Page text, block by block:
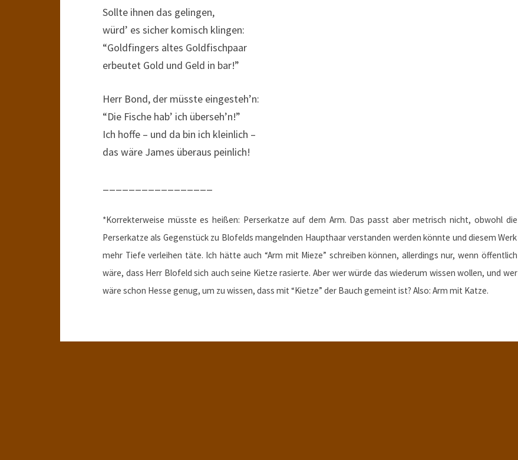
Sollte ihnen das gelingen,
würd’ es sicher komisch klingen:
“Goldfingers altes Goldfischpaar
erbeutet Gold und Geld in bar!”
Herr Bond, der müsste eingesteh’n:
“Die Fische hab’ ich überseh’n!”
Ich hoffe – und da bin ich kleinlich –
das wäre James überaus peinlich!
*Korrekterweise müsste es heißen: Perserkatze auf dem Arm. Das passt aber metrisch nicht, obwohl die
Perserkatze als Gegenstück zu Blofelds mangelnden Haupthaar verstanden werden könnte und diesem Werk
mehr Tiefe verleihen täte. Ich hätte auch “Arm mit Mieze” schreiben können, allerdings nur, wenn öffentlich
wäre, dass Herr Blofeld sich auch seine Kietze rasierte. Aber wer würde das wiederum wissen wollen, und wer
wäre schon Hesse genug, um zu wissen, dass mit “Kietze” der Bauch gemeint ist? Also: Arm mit Katze.